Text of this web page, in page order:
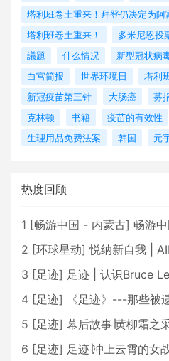
塔利班卷土重来！拜登仍决定为阿
塔利班卷土重来！
多米尼恩投
議題
什么情况 新型冠状病
白宫简报
世界环境日 塔利
新冠疫苗第三针
大肠癌 募
克林顿
书籍 疫苗的有效性
生理用品免费法案
韩国 元
热度回顾
1 [畅游中国 - 内蒙古] 畅游中
2 [环球星动] 悦纳新自我 |
3 [足迹] 足迹 | 认识Bruce
4 [足迹]
《足迹》---那些被
5 [足迹] 幕后故事∣黄柳霜之
6 [足迹] 足迹∣冲上云霄的女